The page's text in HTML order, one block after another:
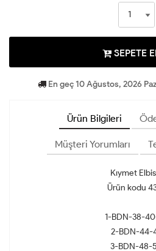
SEPETE
En geç 10 Ağustos, 2026
Ürün Bilgileri
Müşteri Yorumları
Kıymet
Ürün kodu
1-BDN-38-
2-BDN-44-
3-BDN-48-